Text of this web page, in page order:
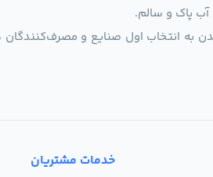
پاک و سالم.
به انتخاب اول صنایع و
خدمات مشتریان